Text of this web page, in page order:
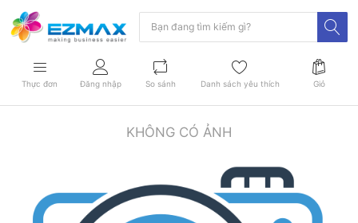
Thực đơn Đăng nhập So sánh Danh sách yêu thích Giỏ